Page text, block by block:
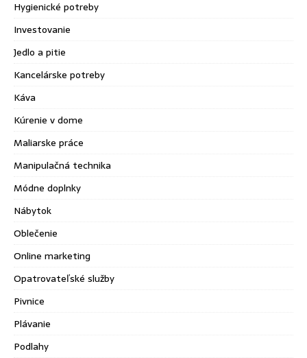
Hygienické potreby
Investovanie
Jedlo a pitie
Kancelárske potreby
Káva
Kúrenie v dome
Maliarske práce
Manipulačná technika
Módne doplnky
Nábytok
Oblečenie
Online marketing
Opatrovateľské služby
Pivnice
Plávanie
Podlahy